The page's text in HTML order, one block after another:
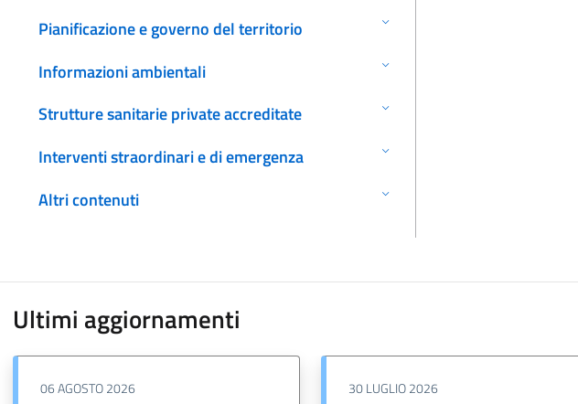
Pianificazione e governo del territorio
Informazioni ambientali
Strutture sanitarie private accreditate
Interventi straordinari e di emergenza
Altri contenuti
Ultimi aggiornamenti
06 AGOSTO 2026 30 LUGLIO 2026